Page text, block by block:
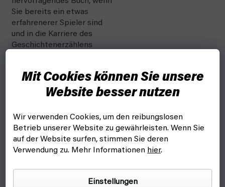
Mit Cookies können Sie unsere
Website besser nutzen
Wir verwenden Cookies, um den reibungslosen
Betrieb unserer Website zu gewährleisten. Wenn Sie
auf der Website surfen, stimmen Sie deren
Verwendung zu. Mehr Informationen hier.
Einstellungen
Sie bereits ein etwas
erfahrenerer Spieler sind
und in die Karriere des
Geschichtenerzählens
Du findest hier viele
Anregungen für die
Kampagnen, Quests, NSCs,
Städte und anderer
Elemente, die du dann in
einem Spiel mit Freunden
Außerdem gibt es für viele